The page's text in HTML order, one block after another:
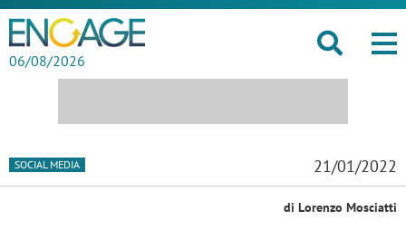
06/08/2026
SOCIAL MEDIA 21/01/2022
di Lorenzo Mosciatti